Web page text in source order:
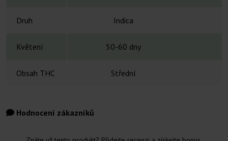
Druh Indica
Květení 50-60 dny
Obsah THC Střední
Hodnocení zákazníků